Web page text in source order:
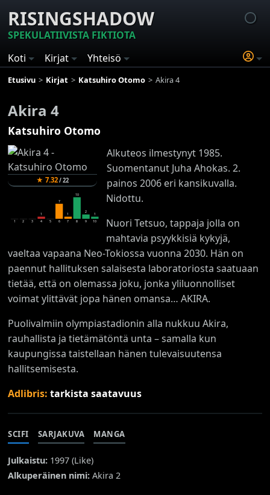
RISINGSHADOW
SPEKULATIIVISTA FIKTIOTA
Koti
Kirjat Yhteisö
Etusivu Kirjat Katsuhiro Otomo Akira 4
Akira 4
Katsuhiro Otomo
★7.32/22
1 2 3
1
4
5
7
6
1
7
10
8
2
9
1
10
Alkuteos ilmestynyt 1985.
Suomentanut Juha Ahokas. 2.
painos 2006 eri kansikuvalla.
Nidottu.
Nuori Tetsuo, tappaja jolla on
mahtavia psyykkisiä kykyjä,
vaeltaa vapaana Neo-Tokiossa vuonna 2030. Hän on
paennut hallituksen salaisesta laboratoriosta saatuaan
tietää, että on olemassa joku, jonka yliluonnolliset
voimat ylittävät jopa hänen omansa… AKIRA.
Puolivalmiin olympiastadionin alla nukkuu Akira,
rauhallista ja tietämätöntä unta – samalla kun
kaupungissa taistellaan hänen tulevaisuutensa
hallitsemisesta.
Adlibris:tarkista saatavuus
SCIFI SARJAKUVA MANGA
Julkaistu: 1997 (Like)
Alkuperäinen nimi: Akira 2